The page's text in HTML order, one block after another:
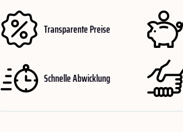
Transparente Preise
Schnelle Abwicklung